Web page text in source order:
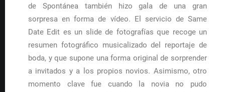
de Spontánea también hizo gala de una gran
sorpresa en forma de vídeo. El servicio de Same
Date Edit es un slide de fotografías que recoge un
resumen fotográfico musicalizado del reportaje de
boda, y que supone una forma original de sorprender
a invitados y a los propios novios. Asimismo, otro
momento clave fue cuando la novia no pudo